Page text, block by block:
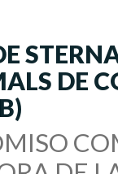
DE